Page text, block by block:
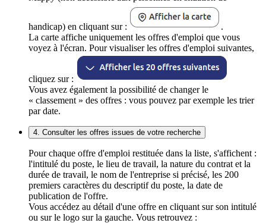
handicap) en cliquant sur :
.
La carte affiche uniquement les offres d'emploi que vous
voyez à l'écran. Pour visualiser les offres d'emploi suivantes,
cliquez sur :
Vous avez également la possibilité de changer le
« classement » des offres : vous pouvez par exemple les trier
par date.
4. Consulter les offres issues de votre recherche
Pour chaque offre d'emploi restituée dans la liste, s'affichent :
l'intitulé du poste, le lieu de travail, la nature du contrat et la
durée de travail, le nom de l'entreprise si précisé, les 200
premiers caractères du descriptif du poste, la date de
publication de l'offre.
Vous accédez au détail d'une offre en cliquant sur son intitulé
ou sur le logo sur la gauche. Vous retrouvez :